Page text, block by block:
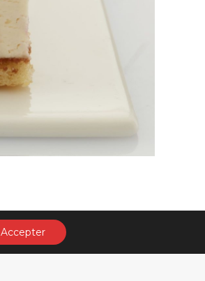
Accepter